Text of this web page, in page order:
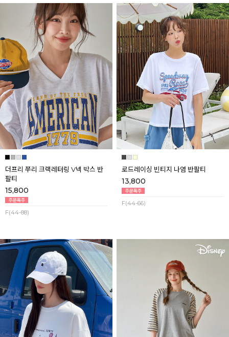
더프리 쭈리 크랙레터링 V넥 박스 반
팔티
15,800
F(44-88)
로드레이싱 빈티지 나염 반팔티
13,800
F(44-66)